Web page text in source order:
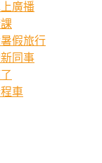
廣播
假旅行
同事
車